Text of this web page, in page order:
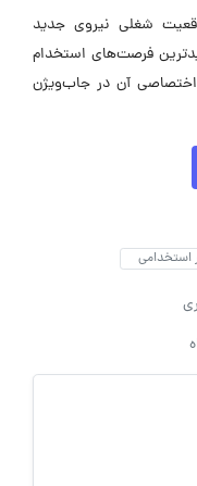
در حال حاضر در ۵ موقعیت شغلی نیروی جدید
فرصت‌های استخدام
آن در جاب‌ویژن
استخدامی